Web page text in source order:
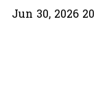
Jun 30, 2026 20